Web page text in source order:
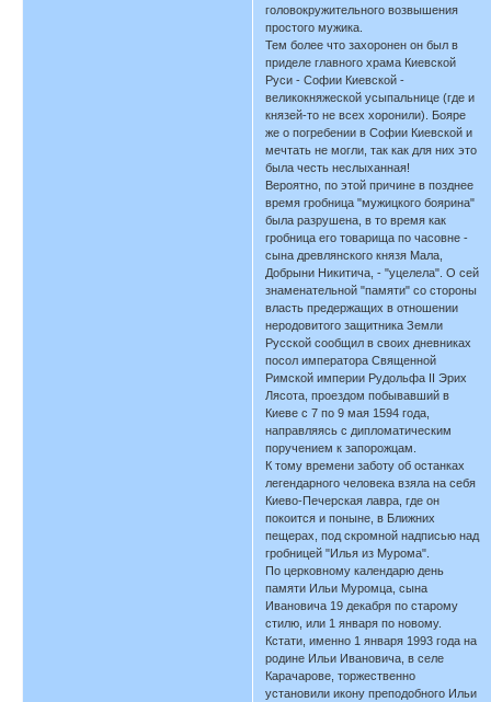
головокружительного возвышения
простого мужика.
Тем более что захоронен он был в
приделе главного храма Киевской
Руси - Софии Киевской -
великокняжеской усыпальнице (где и
князей-то не всех хоронили). Бояре
же о погребении в Софии Киевской и
мечтать не могли, так как для них это
была честь неслыханная!
Вероятно, по этой причине в позднее
время гробница "мужицкого боярина"
была разрушена, в то время как
гробница его товарища по часовне -
сына древлянского князя Мала,
Добрыни Никитича, - "уцелела". О сей
знаменательной "памяти" со стороны
власть предержащих в отношении
неродовитого защитника Земли
Русской сообщил в своих дневниках
посол императора Священной
Римской империи Рудольфа II Эрих
Лясота, проездом побывавший в
Киеве с 7 по 9 мая 1594 года,
направляясь с дипломатическим
поручением к запорожцам.
К тому времени заботу об останках
легендарного человека взяла на себя
Киево-Печерская лавра, где он
покоится и поныне, в Ближних
пещерах, под скромной надписью над
гробницей "Илья из Мурома".
По церковному календарю день
памяти Ильи Муромца, сына
Ивановича 19 декабря по старому
стилю, или 1 января по новому.
Кстати, именно 1 января 1993 года на
родине Ильи Ивановича, в селе
Карачарове, торжественно
установили икону преподобного Ильи